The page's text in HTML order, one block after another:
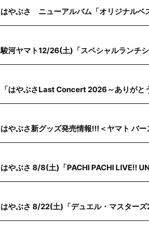
はやぶさ ニューアルバム「オリジナル
駿河ヤマト12/26(土)「スペシャルランチ
「はやぶさLast Concert 2026～ありが
はやぶさ新グッズ発売情報!!!＜ヤマト バ
はやぶさ 8/8(土)「PACHI PACHI LIVE!!
はやぶさ 8/22(土)「デュエル・マスター